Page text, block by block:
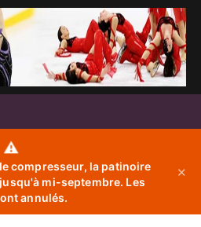
⚠️
compresseur, la patinoire
mi-septembre. Les
annulés.
✕